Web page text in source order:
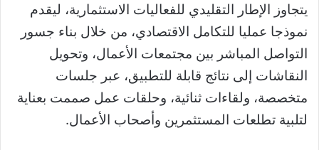
يتجاوز الإطار التقليدي للفعاليات الاستثمارية، ليقدم
نموذجا عمليا للتكامل الاقتصادي، من خلال بناء جسور
التواصل المباشر بين مجتمعات الأعمال، وتحويل
النقاشات إلى نتائج قابلة للتطبيق، عبر جلسات
متخصصة، ولقاءات ثنائية، وحلقات عمل صممت بعناية
لتلبية تطلعات المستثمرين وأصحاب الأعمال.